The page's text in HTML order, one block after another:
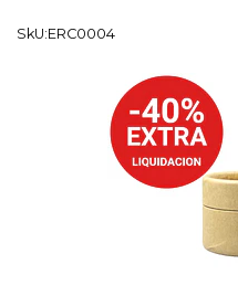
SkU:ERC0004